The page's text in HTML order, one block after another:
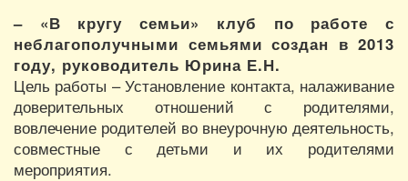
– «В кругу семьи» клуб по работе с
неблагополучными семьями создан в 2013
году, руководитель Юрина Е.Н.
Цель работы – Установление контакта, налаживание
доверительных отношений с родителями,
вовлечение родителей во внеурочную деятельность,
совместные с детьми и их родителями
мероприятия.